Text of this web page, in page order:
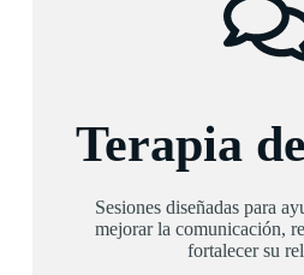
Terapia
Sesiones diseñadas para
mejorar la comunicación,
fortalecer su